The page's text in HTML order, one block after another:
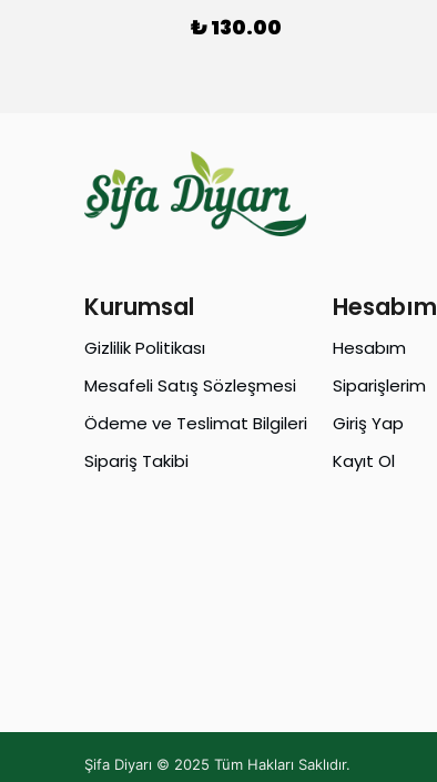
₺ 130.00
Kurumsal
Gizlilik Politikası
Mesafeli Satış Sözleşmesi
Ödeme ve Teslimat Bilgileri
Sipariş Takibi
Hesabım
Hesabım
Siparişlerim
Giriş Yap
Kayıt Ol
Şifa Diyarı © 2025 Tüm Hakları Saklıdır.